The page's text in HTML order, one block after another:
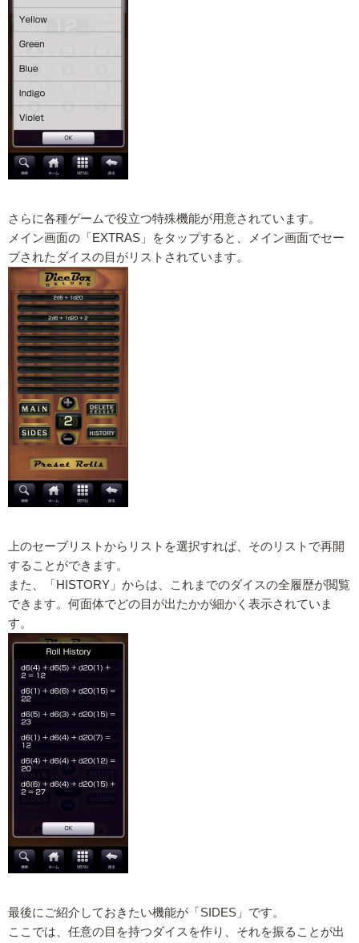
さらに各種ゲームで役立つ特殊機能が用意されています。
メイン画面の「EXTRAS」をタップすると、メイン画面でセー
ブされたダイスの目がリストされています。
上のセーブリストからリストを選択すれば、そのリストで再開
することができます。
また、「HISTORY」からは、これまでのダイスの全履歴が閲覧
できます。何面体でどの目が出たかが細かく表示されていま
す。
最後にご紹介しておきたい機能が「SIDES」です。
ここでは、任意の目を持つダイスを作り、それを振ることが出